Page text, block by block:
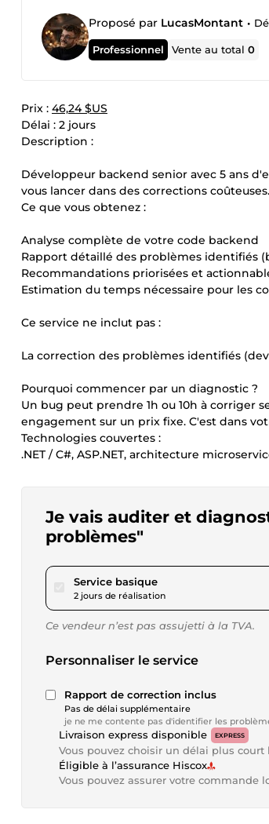
Proposé par LucasMontant •
Professionnel Vente au total0
Prix : 46,24 $US
Délai : 2 jours
Description :
Développeur backend senior avec 5 ans
vous lancer dans des corrections coûteuses.
Ce que vous obtenez :
Analyse complète de votre code backend
Rapport détaillé des problèmes identifiés
Recommandations priorisées et
Estimation du temps nécessaire pour les
Ce service ne inclut pas :
La correction des problèmes identifiés
Pourquoi commencer par un diagnostic ?
Un bug peut prendre 1h ou 10h à corriger
engagement sur un prix fixe. C'est dans
Technologies couvertes :
.NET / C#, ASP.NET, architecture
Je vais auditer et
problèmes"
Service basiquepour 46,24 $US
2 jours de réalisation
Ce vendeur n’est pas assujetti à la TVA.
Personnaliser le service
Rapport de correction inclus
Pas de délai supplémentaire
je ne me contente pas d'identifier les
Livraison express disponible EXPRESS
Vous pouvez choisir un délai plus
Éligible à l’assurance Hiscox
Vous pouvez assurer votre commande